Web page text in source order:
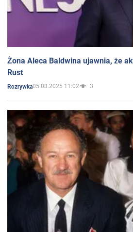
Żona Aleca Baldwina ujawnia, że
Rust
Rozrywka05.03.2025 11:02 3